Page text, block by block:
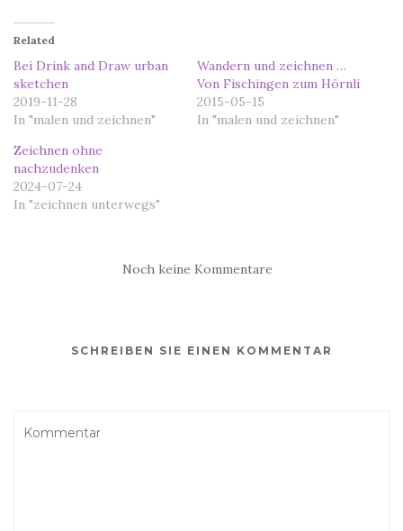
Related
Bei Drink and Draw urban
sketchen
2019-11-28
In "malen und zeichnen"
Wandern und zeichnen …
Von Fischingen zum Hörnli
2015-05-15
In "malen und zeichnen"
Zeichnen ohne
nachzudenken
2024-07-24
In "zeichnen unterwegs"
Noch keine Kommentare
SCHREIBEN SIE EINEN KOMMENTAR